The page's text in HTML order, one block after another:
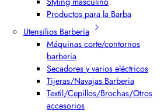
Productos para la Barba
Utensilios Barbería
Máquinas corte/contornos
barberia
Secadores y varios eléctricos
Tijeras/Navajas Barberia
Textil/Cepillos/Brochas/Otros
accesorios